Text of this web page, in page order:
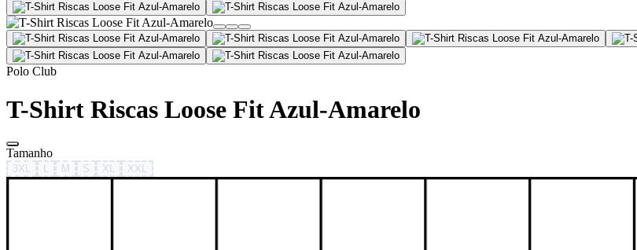
+de 36.000 reviews
Polo Club
T-Shirt Riscas Loose Fit Azul-Amarelo
Tamanho
3XL M S XL XXL